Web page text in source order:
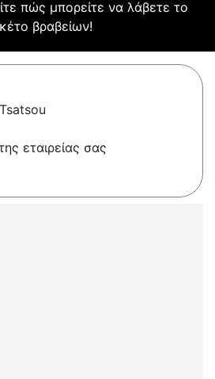
πώς μπορείτε να λάβετε το
βραβείων!
εταιρείας σας